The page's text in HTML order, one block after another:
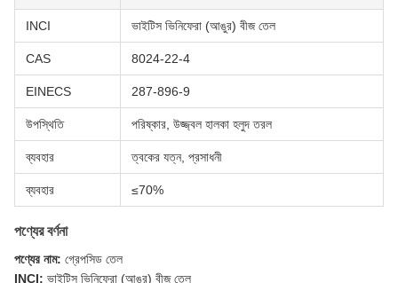
INCI ভাইটিস ভিনিফেরা (আঙুর) বীজ তেল
CAS 8024-22-4
EINECS 287-896-9
উপস্থিতি পরিষ্কার, উজ্জ্বল হালকা হলুদ তরল
ব্যবহার ত্বকের যত্ন, প্রসাধনী
ব্যবহার ≤70%
পণ্যের বর্ণনা
পণ্যের নাম: গ্রেপসিড তেল
INCI: ভাইটিস ভিনিফেরা (আঙুর) বীজ তেল